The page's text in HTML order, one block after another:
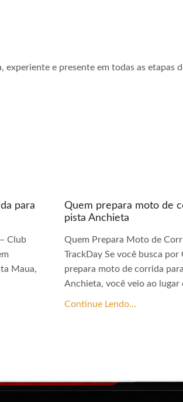
e presente em todas as etapas
para
Club
Maua,
Quem prepara moto de
pista Anchieta
Quem Prepara Moto de
TrackDay Se você busca por
prepara moto de corrida
Anchieta, você veio ao lugar
Continue Lendo...